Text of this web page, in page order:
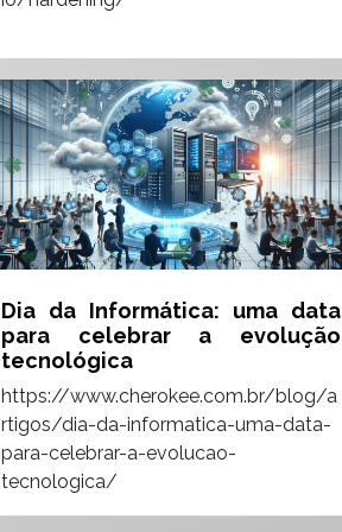
Dia da Informática: uma data
para celebrar a evolução
tecnológica
https://www.cherokee.com.br/blog/a
rtigos/dia-da-informatica-uma-data-
para-celebrar-a-evolucao-
tecnologica/